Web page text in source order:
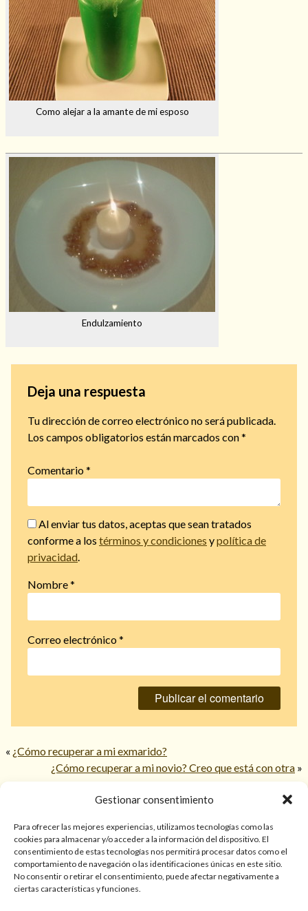
Gestionar consentimiento
Para ofrecer las mejores experiencias, utilizamos tecnologías como las
cookies para almacenar y/o acceder a la información del dispositivo. El
consentimiento de estas tecnologías nos permitirá procesar datos como el
comportamiento de navegación o las identificaciones únicas en este sitio.
No consentir o retirar el consentimiento, puede afectar negativamente a
ciertas características y funciones.
Como alejar a la amante de mi esposo
Endulzamiento
Deja una respuesta
Tu dirección de correo electrónico no será publicada.
Los campos obligatorios están marcados con*
Comentario*
Al enviar tus datos, aceptas que sean tratados
conforme a los términos y condiciones ypolítica de
privacidad.
Nombre*
Correo electrónico*
« ¿Cómo recuperar a mi exmarido?
¿Cómo recuperar a mi novio? Creo que está con otra »
Sólo para mayores de 18 años. Las lecturas de cartas, hechizos,
amarres, endulzamientos, videncias y predicciones tienen
finalidad de entretenimiento y/o ayuda personal. Estos